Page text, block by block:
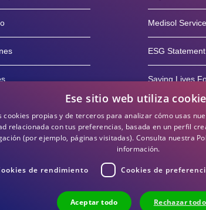
10 años
Medisol
ESG Statement
Saving Lives
Ese sitio web utiliza
cookies propias y de terceros para analizar cómo usas
relacionada con tus preferencias, basada en un perfil
(por ejemplo, páginas visitadas). Consulta nuestra
información.
de rendimiento Cookies de
Aceptar todo Rechazar todo